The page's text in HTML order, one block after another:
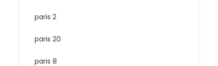
paris 2
paris 20
paris 8